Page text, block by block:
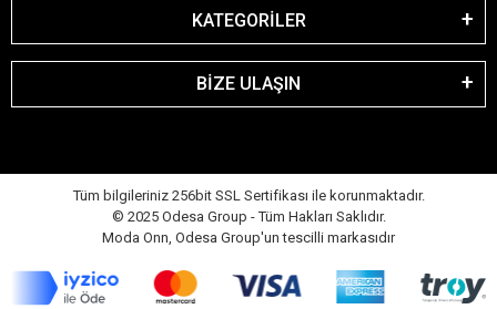
KATEGORİLER
BİZE ULAŞIN
Tüm bilgileriniz 256bit SSL Sertifikası ile korunmaktadır.
© 2025 Odesa Group - Tüm Hakları Saklıdır.
Moda Onn, Odesa Group'un tescilli markasıdır